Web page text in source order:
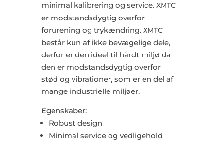
minimal kalibrering og service. XMTC
er modstandsdygtig overfor
forurening og trykændring. XMTC
består kun af ikke bevægelige dele,
derfor er den ideel til hårdt miljø da
den er modstandsdygtig overfor
stød og vibrationer, som er en del af
mange industrielle miljøer.
Egenskaber:
Robust design
Minimal service og vedligehold